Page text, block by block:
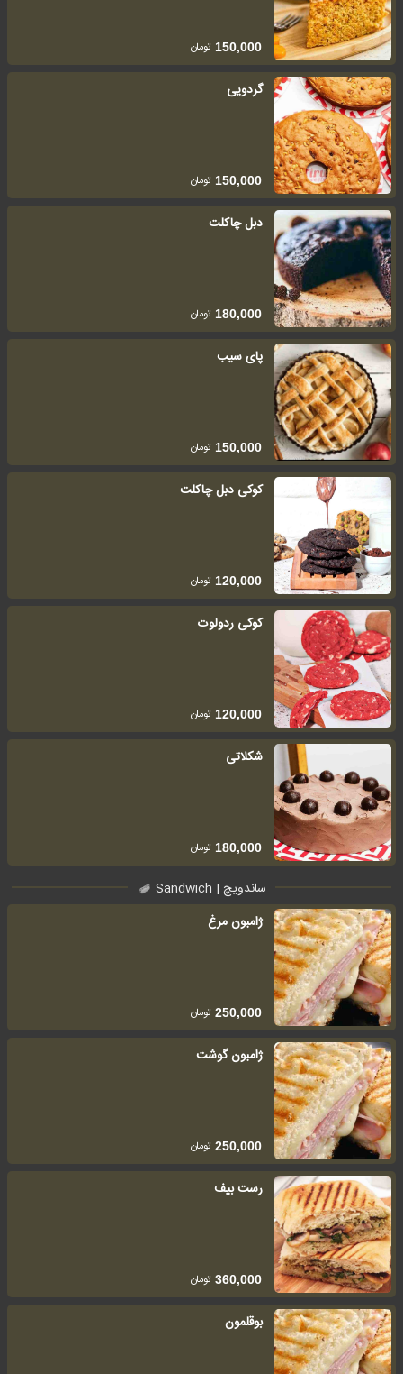
150,000 تومان
گردویی
150,000 تومان
دبل چاکلت
180,000 تومان
پای سیب
150,000 تومان
کوکی دبل چاکلت
120,000 تومان
کوکی ردولوت
120,000 تومان
شکلاتی
180,000 تومان
ساندویچ | Sandwich
ژامبون مرغ
250,000 تومان
ژامبون گوشت
250,000 تومان
رست بیف
360,000 تومان
بوقلمون